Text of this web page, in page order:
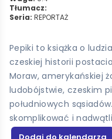
Tłumacz:
Seria: REPORTAŻ
Pepiki to książka o
czeskiej historii
Moraw, amerykańskiej
ludobójstwie, czeskim
południowych
skomplikować i